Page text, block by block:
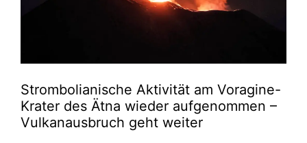
Strombolianische Aktivität am Voragine-
Krater des Ätna wieder aufgenommen –
Vulkanausbruch geht weiter